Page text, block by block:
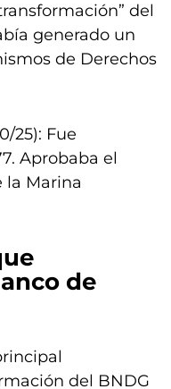
del
generado un
de Derechos
25): Fue
Aprobaba el
la Marina
de
del BNDG